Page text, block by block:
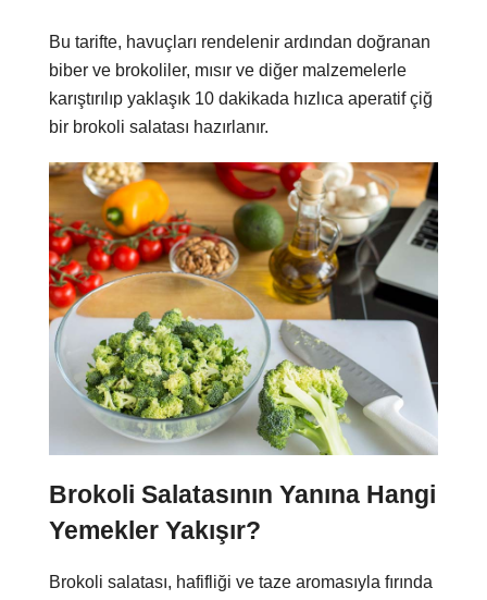
Bu tarifte, havuçları rendelenir ardından doğranan
biber ve brokoliler, mısır ve diğer malzemelerle
karıştırılıp yaklaşık 10 dakikada hızlıca aperatif çiğ
bir brokoli salatası hazırlanır.
Brokoli Salatasının Yanına Hangi
Yemekler Yakışır?
Brokoli salatası, hafifliği ve taze aromasıyla fırında